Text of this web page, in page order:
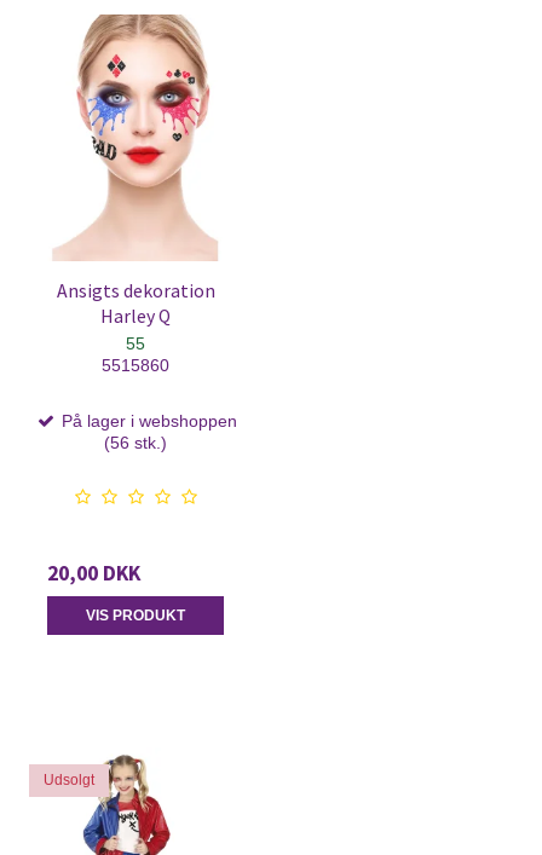
Ansigts dekoration
Harley Q
55
5515860
På lager i webshoppen
(56 stk.)
20,00 DKK
VIS PRODUKT
Udsolgt